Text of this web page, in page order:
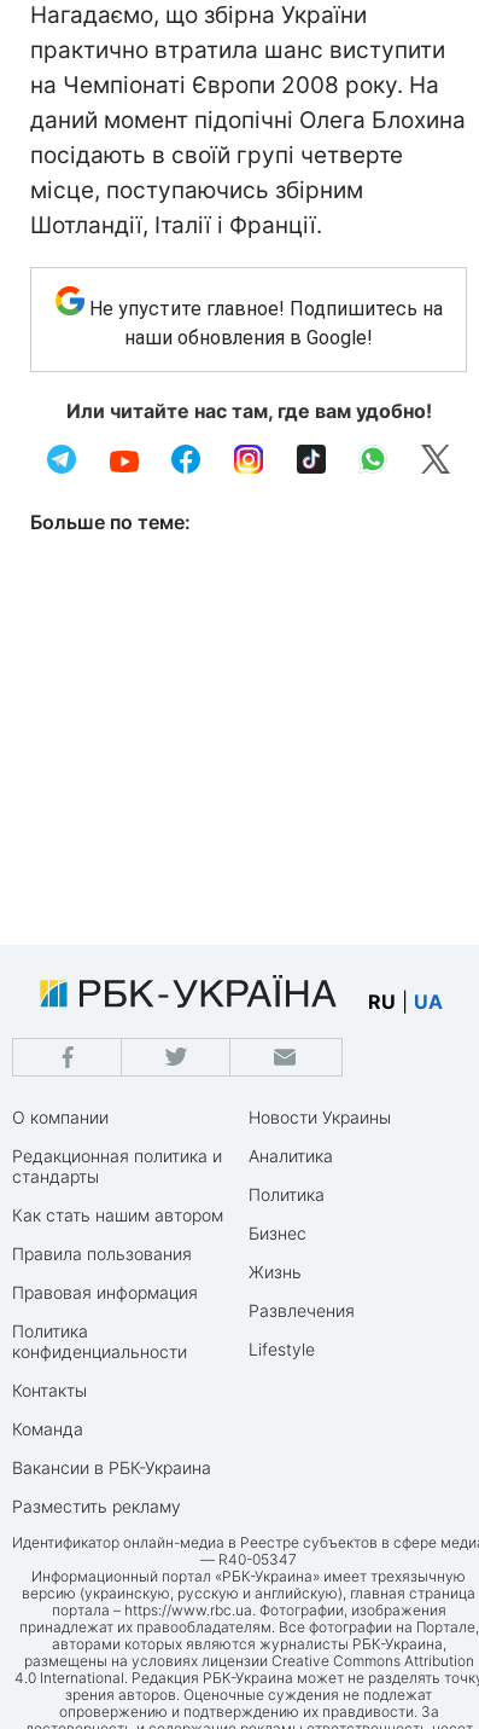
Нагадаємо, що збірна України
практично втратила шанс виступити
на Чемпіонаті Європи 2008 року. На
даний момент підопічні Олега Блохина
посідають в своїй групі четверте
місце, поступаючись збірним
Шотландії, Італії і Франції.
Не упустите главное! Подпишитесь на
наши обновления в Google!
Или читайте нас там, где вам удобно!
Больше по теме:
RU UA
О компании
Редакционная политика и
стандарты
Как стать нашим автором
Правила пользования
Правовая информация
Политика
конфиденциальности
Контакты
Команда
Вакансии в РБК-Украина
Разместить рекламу
Новости Украины
Аналитика
Политика
Бизнес
Жизнь
Развлечения
Lifestyle
Идентификатор онлайн-медиа в Реестре субъектов в сфере
— R40-05347
Информационный портал «РБК-Украина» имеет трехязычную
версию (украинскую, русскую и английскую), главная страница
портала – https://www.rbc.ua. Фотографии, изображения
принадлежат их правообладателям. Все фотографии на Портале,
авторами которых являются журналисты РБК-Украина,
размещены на условиях лицензии Creative Commons Attribution
4.0 International. Редакция РБК-Украина может не разделять
зрения авторов. Оценочные суждения не подлежат
опровержению и подтверждению их правдивости. За